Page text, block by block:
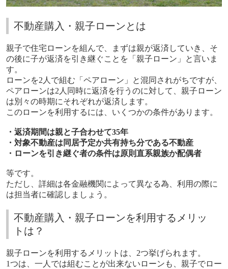
不動産購入・親子ローンとは
親子で住宅ローンを組んで、まずは親が返済していき、そ
の後に子が返済を引き継ぐことを「親子ローン」と言いま
す。
ローンを2人で組む「ペアローン」と混同されがちですが、
ペアローンは2人同時に返済を行うのに対して、親子ローン
は別々の時期にそれぞれが返済します。
このローンを利用するには、いくつかの条件があります。
・返済期間は親と子合わせて35年
・対象不動産は同居予定か共有持ち分である不動産
・ローンを引き継ぐ者の条件は原則直系親族か配偶者
等です。
ただし、詳細は各金融機関によって異なる為、利用の際に
は担当者に確認しましょう。
不動産購入・親子ローンを利用するメリッ
トは？
親子ローンを利用するメリットは、2つ挙げられます。
1つは、一人では組むことが出来ないローンも、親子でロー